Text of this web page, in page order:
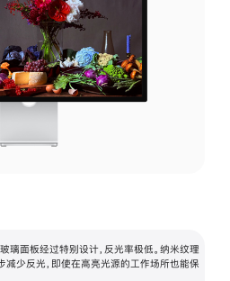
璃面板经过特别设计，反光率极低。纳米纹理
减少反光，即使在高亮光源的工作场所也能保